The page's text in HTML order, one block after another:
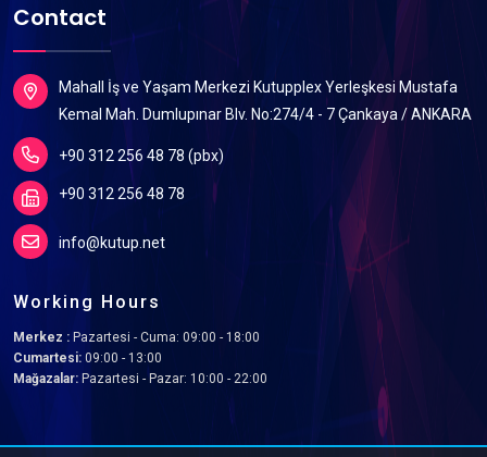
Contact
Mahall İş ve Yaşam Merkezi Kutupplex Yerleşkesi Mustafa
Kemal Mah. Dumlupınar Blv. No:274/4 - 7 Çankaya / ANKARA
+90 312 256 48 78 (pbx)
+90 312 256 48 78
info@kutup.net
Working Hours
Merkez : Pazartesi - Cuma: 09:00 - 18:00
Cumartesi: 09:00 - 13:00
Mağazalar: Pazartesi - Pazar: 10:00 - 22:00